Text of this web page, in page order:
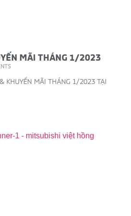
MÃI THÁNG 1/2023
KHUYẾN MÃI THÁNG 1/2023 TẠI